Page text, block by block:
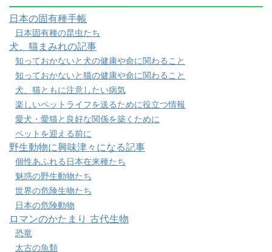
日本の固有種手帳
日本固有種の昆虫たち
犬、猫まみれの記事
知っておかないと犬の健康や命に関わること
知っておかないと猫の健康や命に関わること
犬、猫ともに注意したい病気
楽しいペットライフを送るために役立つ情報
愛犬・愛猫と良好な関係を築くために
ペットを迎える前に
野生動物に興味津々になる記事
個性あふれる日本在来種たち
魅惑の野生動物たち
世界の危険生物たち
日本の危険動物
ロマンのかたまり 古代生物
恐竜
太古の魚類